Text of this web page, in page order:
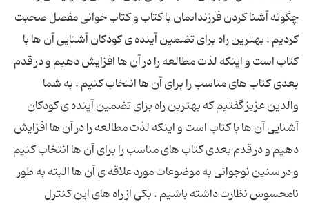
چگونه آشنا کردن فرزندانمان با کتاب و کتاب خوانی مفصل صحبت
کردیم . بهترین راه برای تضمین آینده ی کودکان آشنایی آن ها با
کتاب است و اینکه لذت مطالعه را در آن ها افزایش دهیم و در قدم
بعدی کتاب های مناسب را برای آن ها انتخاب کنیم . به شما
والدین عزیز گفتیم که بهترین راه برای تضمین آینده ی کودکان
آشنایی آن ها با کتاب است و اینکه لذت مطالعه را در آن ها افزایش
دهیم و در قدم بعدی کتاب های مناسب را برای آن ها انتخاب کنیم
و در سنین نوجوانی به موضوعات مورد علاقه ی آن ها البته به طور
نامحسوس نظارت داشته باشیم . بکی از راه های این کنترل